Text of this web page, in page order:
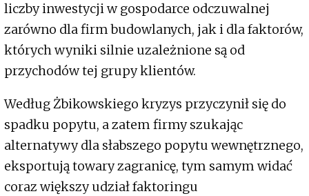
liczby inwestycji w gospodarce odczuwalnej
zarówno dla firm budowlanych, jak i dla faktorów,
których wyniki silnie uzależnione są od
przychodów tej grupy klientów.
Według Żbikowskiego kryzys przyczynił się do
spadku popytu, a zatem firmy szukając
alternatywy dla słabszego popytu wewnętrznego,
eksportują towary zagranicę, tym samym widać
coraz większy udział faktoringu